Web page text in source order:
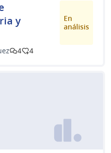
y
En
análisis
4 4